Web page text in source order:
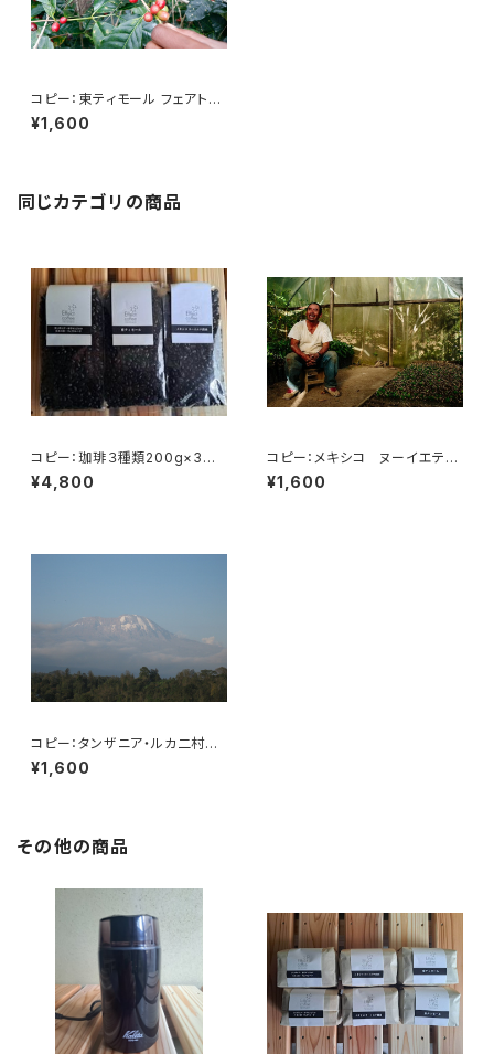
コピー：東ティモール フェアトレ
ードオーガニック 200g
¥1,600
同じカテゴリの商品
コピー：珈琲３種類200g×3
タンザニアルカ二村・東ティモー
ル・メキシコ
¥4,800
コピー：メキシコ ヌーイエテ農
園 200g
¥1,600
コピー：タンザニア・ルカ二村
フェアトレード 200g
¥1,600
その他の商品